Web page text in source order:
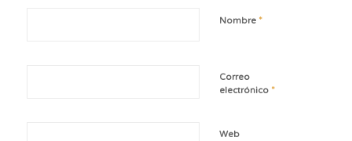
Nombre *
Correo
electrónico *
Web